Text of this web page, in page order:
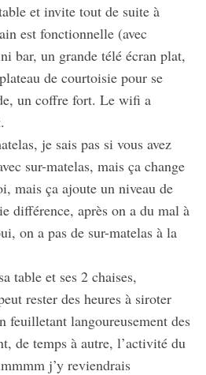
et invite tout de suite à
est fonctionnelle (avec
bar, un grande télé écran plat,
de courtoisie pour se
un coffre fort. Le wifi a
je sais pas si vous avez
sur-matelas, mais ça change
mais ça ajoute un niveau de
différence, après on a du mal à
on a pas de sur-matelas à la
table et ses 2 chaises,
rester des heures à siroter
feuilletant langoureusement des
de temps à autre, l’activité du
j’y reviendrais